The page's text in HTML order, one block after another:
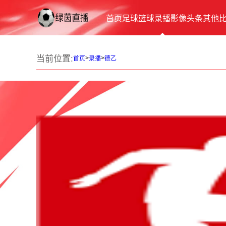
首页足球篮球录播影像头条其他
当前位置:首页>录播>德乙